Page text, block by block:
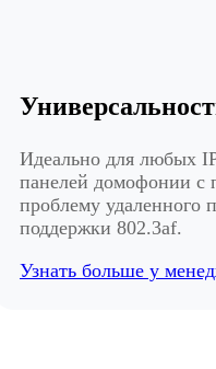
Идеально для любых
панелей домофонии с
проблему удаленного
поддержки 802.3af.
Узнать больше у